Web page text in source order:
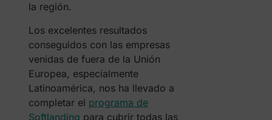
la región.
Los excelentes resultados
conseguidos con las empresas
venidas de fuera de la Unión
Europea, especialmente
Latinoamérica, nos ha llevado a
completar el programa de
Softlanding para cubrir todas las